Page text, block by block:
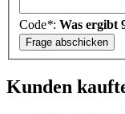
Code*: Was ergibt
Kunden